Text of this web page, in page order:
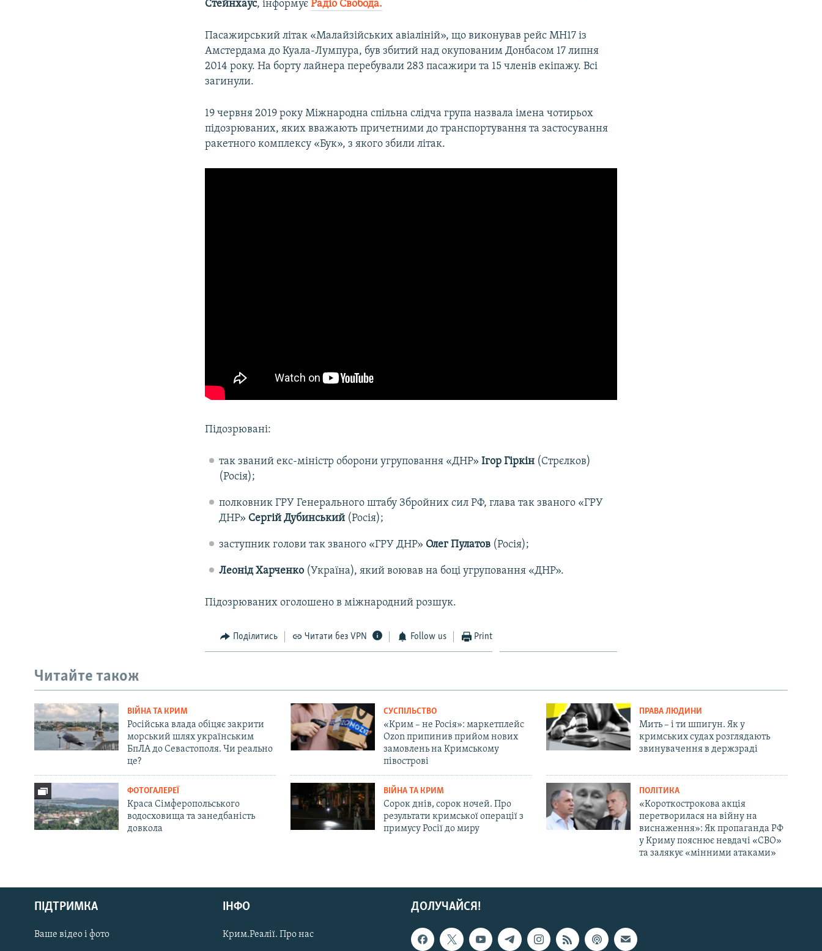
Русский
Qırımtatar
ДОЛУЧАЙСЯ!
Стейнхаус, інформуєРадіо Свобода.
Пасажирський літак «Малайзійських авіаліній», що виконував рейс МН17 із
Амстердама до Куала-Лумпура, був збитий над окупованим Донбасом 17 липня
2014 року. На борту лайнера перебували 283 пасажири та 15 членів екіпажу. Всі
загинули.
19 червня 2019 року Міжнародна спільна слідча група назвала імена чотирьох
підозрюваних, яких вважають причетними до транспортування та застосування
ракетного комплексу «Бук», з якого збили літак.
Підозрювані:
так званий екс-міністр оборони угруповання «ДНР» Ігор Гіркін(Стрєлков)
(Росія);
полковник ГРУ Генерального штабу Збройних сил РФ, глава так званого «ГРУ
ДНР» Сергій Дубинський(Росія);
заступник голови так званого «ГРУ ДНР» Олег Пулатов(Росія);
Леонід Харченко (Україна), який воював на боці угруповання «ДНР».
Підозрюваних оголошено в міжнародний розшук.
Поділитись Читати без VPN Follow us Print
Читайте також
ВІЙНА ТА КРИМ
Російська влада обіцяє закрити
морський шлях українським
БпЛА до Севастополя. Чи реально
це?
СУСПІЛЬСТВО
«Крим – не Росія»: маркетплейс
Ozon припинив прийом нових
замовлень на Кримському
півострові
ПРАВА ЛЮДИНИ
Мить – і ти шпигун. Як у
кримських судах розглядають
звинувачення в держзраді
ФОТОГАЛЕРЕЇ
Краса Сімферопольського
водосховища та занедбаність
довкола
ВІЙНА ТА КРИМ
Сорок днів, сорок ночей. Про
результати кримської операції з
примусу Росії до миру
ПОЛІТИКА
«Короткострокова акція
перетворилася на війну на
виснаження»: Як пропаганда РФ
у Криму пояснює невдачі «СВО»
та залякує «мінними атаками»
ДОЛУЧАЙСЯ!
ПІДТРИМКА
Ваше відео і фото
ІНФО
Крим.Реалії. Про нас